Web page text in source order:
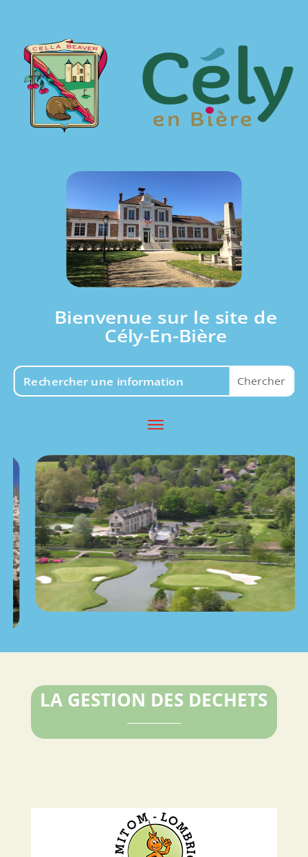
Bienvenue sur le site de
Cély-En-Bière
LA GESTION DES DECHETS